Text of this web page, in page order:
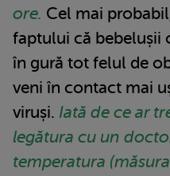
ore. Cel mai
faptului că bebelușii
în gură tot felul de
veni în contact mai
viruși. Iată de ce ar
legătura cu un
temperatura